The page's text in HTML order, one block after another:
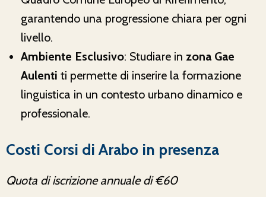
garantendo una progressione chiara per ogni
livello.
Ambiente Esclusivo: Studiare in zona Gae
Aulenti ti permette di inserire la formazione
linguistica in un contesto urbano dinamico e
professionale.
Costi Corsi di Arabo in presenza
Quota di iscrizione annuale di €60